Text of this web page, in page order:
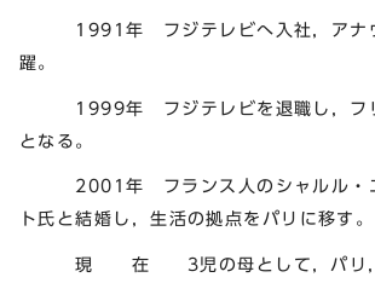
1991年 フジテレビへ入社，アナウ
躍。
1999年 フジテレビを退職し，フリ
となる。
2001年 フランス人のシャルル・エ
ト氏と結婚し，生活の拠点をパリに移す。
現 在 3児の母として，パリ，